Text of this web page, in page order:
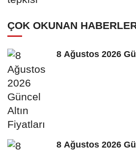
ÇOK OKUNAN
8 Ağustos 2026
8 Ağustos 2026